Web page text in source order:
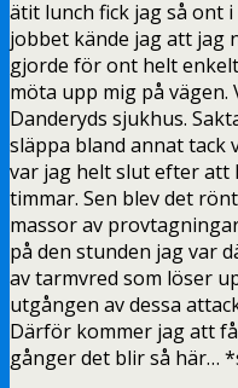
ätit lunch fick jag så ont
jobbet kände jag att jag
gjorde för ont helt
möta upp mig på
Danderyds sjukhus.
släppa bland annat tack
var jag helt slut efter att
timmar. Sen blev det
massor av
på den stunden jag var
av tarmvred som löser
utgången av dessa
Därför kommer jag att
gånger det blir så här…